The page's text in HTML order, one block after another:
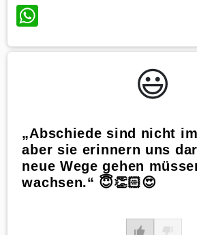
WhatsApp
😃️
„Abschiede sind nicht
aber sie erinnern uns
neue Wege gehen
wachsen.“ 😇👏🏻😍